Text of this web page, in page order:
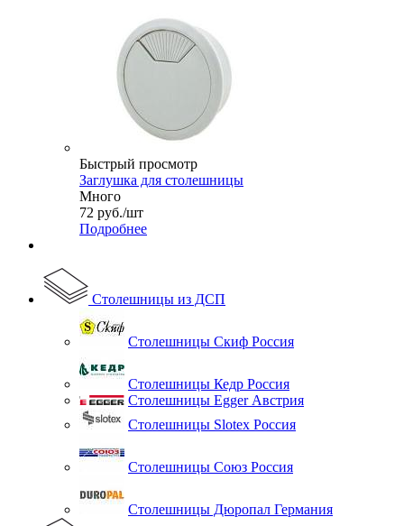
Быстрый просмотр
Заглушка для столешницы
Много
72 руб./шт
Подробнее
Столешницы из ДСП
Столешницы Скиф Россия
Столешницы Кедр Россия
Столешницы Egger Австрия
Столешницы Slotex Россия
Столешницы Союз Россия
Столешницы Дюропал Германия